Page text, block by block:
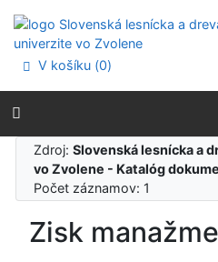
Prejsť na menu
Prehlásenie o webovej
V košíku (0)
Zdroj:Slovenská lesnícka a
vo Zvolene - Katalóg
Počet záznamov: 1
Zisk